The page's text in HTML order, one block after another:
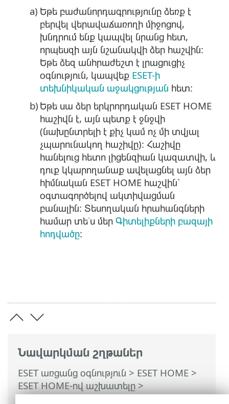
Նավարկման շղթաներ
ESET առցանց օգնություն > ESET HOME >
ESET HOME-ով աշխատելը>
Բաժանորդագրություններ և
a) Եթե բաժանորդագրությունը ձեռք է
բերվել վերավաճառողի միջոցով,
խնդրում ենք կապվել նրանց հետ,
որպեսզի այն նշանակվի ձեր հաշվին:
Եթե ձեզ անհրաժեշտ է լրացուցիչ
օգնություն, կապվեք ESET-ի
տեխնիկական աջակցության հետ:
b) Եթե սա ձեր երկրորդական ESET HOME
հաշիվն է, այն պետք է ջնջվի
(նախընտրելի է քիչ կամ ոչ մի տվյալ
չպարունակող հաշիվը): Հաշիվը
հանելուց հետո լիցենզիան կազատվի, և
դուք կկարողանաք ավելացնել այն ձեր
հիմնական ESET HOME հաշվին՝
օգտագործելով ակտիվացման
բանալին: Տեսողական հրահանգների
համար տե՛ս մեր Գիտելիքների բազայի
հոդվածը: